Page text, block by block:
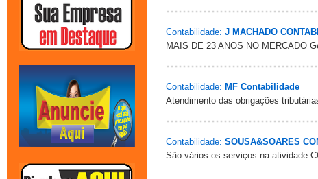
Contabilidade: J MACHADO
MAIS DE 23 ANOS NO MERCADO
Contabilidade: MF Contabilidade
Atendimento das obrigações
Contabilidade: SOUSA&SOARES
São vários os serviços na atividade